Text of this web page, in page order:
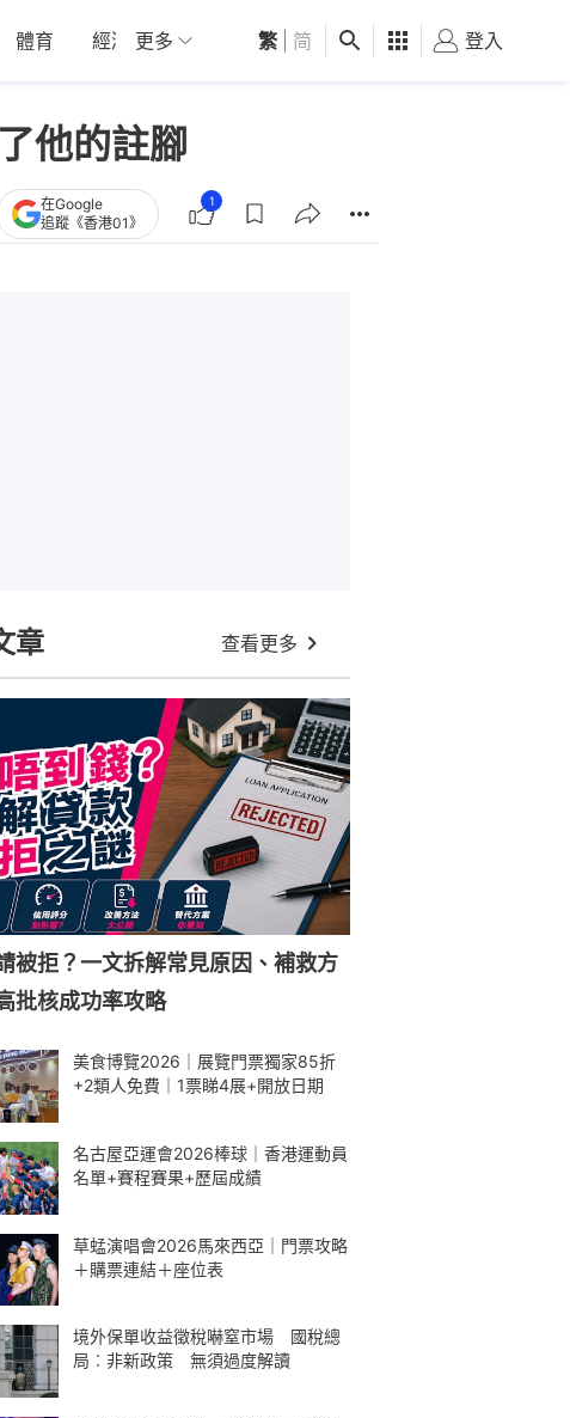
體育 經濟 01深圳 觀點 健康 好食玩飛
更多 繁 简 登入
他的註腳
在Google
追蹤《香港01》
1
章 查看更多
被拒？一文拆解常見原因、補救方
批核成功率攻略
美食博覽2026｜展覽門票獨家85折
+2類人免費｜1票睇4展+開放日期
名古屋亞運會2026棒球｜香港運動員
名單+賽程賽果+歷屆成績
草蜢演唱會2026馬來西亞｜門票攻略
＋購票連結＋座位表
境外保單收益徵稅嚇窒市場 國稅總
局︰非新政策 無須過度解讀